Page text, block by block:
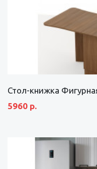
Стол-книжка
5960 р.